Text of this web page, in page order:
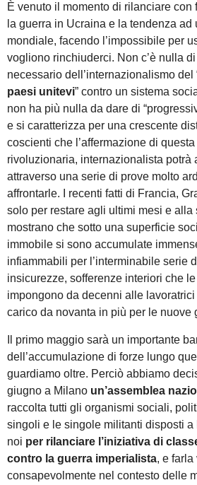
È venuto il momento di rilanciare con
la guerra in Ucraina e la tendenza ad
mondiale, facendo l’impossibile per
vogliono rinchiuderci. Non c’è nulla
necessario dell’internazionalismo del
paesi unitevi” contro un sistema
non ha più nulla da dare di
e si caratterizza per una crescente
coscienti che l’affermazione di
rivoluzionaria, internazionalista potrà
attraverso una serie di prove molto
affrontarle. I recenti fatti di Francia,
solo per restare agli ultimi mesi e alla
mostrano che sotto una superficie
immobile si sono accumulate
infiammabili per l’interminabile serie
insicurezze, sofferenze interiori che
impongono da decenni alle
carico da novanta in più per le nuove
Il primo maggio sarà un importante
dell’accumulazione di forze lungo
guardiamo oltre. Perciò abbiamo
giugno a Milano un’assemblea
raccolta tutti gli organismi sociali,
singoli e le singole militanti disposti a
noi per rilanciare l’iniziativa di
contro la guerra imperialista, e farla
consapevolmente nel contesto delle